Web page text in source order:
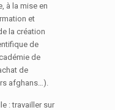
à la mise en
et
la création
de
de
de
afghans…).
: travailler sur